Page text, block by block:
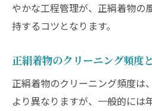
やかな工程管理が、正絹着物の
持するコツとなります。
正絹着物のクリーニング頻度
正絹着物のクリーニング頻度は
より異なりますが、一般的には